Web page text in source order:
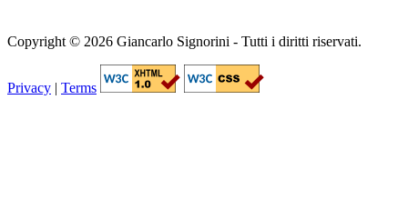
Copyright © 2026 Giancarlo Signorini - Tutti i diritti riservati.
Privacy | Terms